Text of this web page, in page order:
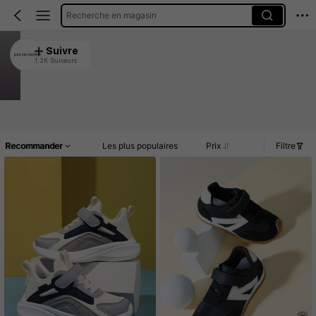
Recherche en magasin
JACK KIM GEORGE
4.96
Suivre
1.2K Suiveurs
Recommander Les plus populaires Prix Filtre